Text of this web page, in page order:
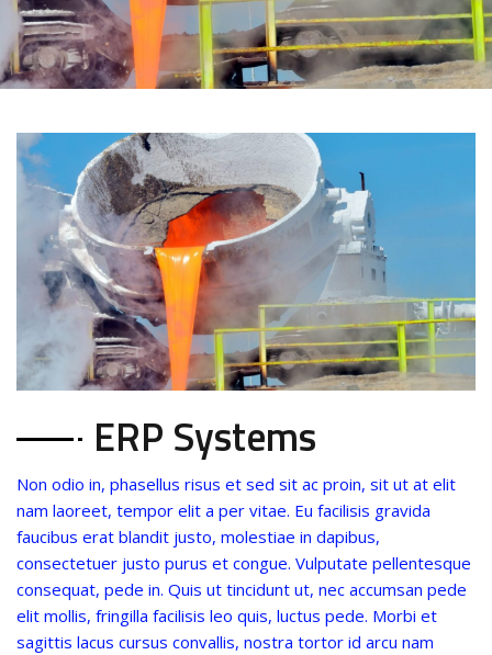
ERP Systems
Non odio in, phasellus risus et sed sit ac proin, sit ut at elit
nam laoreet, tempor elit a per vitae. Eu facilisis gravida
faucibus erat blandit justo, molestiae in dapibus,
consectetuer justo purus et congue. Vulputate pellentesque
consequat, pede in. Quis ut tincidunt ut, nec accumsan pede
elit mollis, fringilla facilisis leo quis, luctus pede. Morbi et
sagittis lacus cursus convallis, nostra tortor id arcu nam